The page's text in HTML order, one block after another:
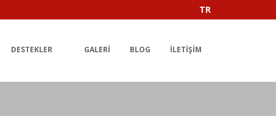
TR
DESTEKLER GALERI BLOG İLETIŞIM